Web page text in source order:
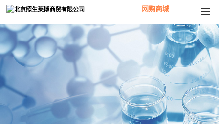
网购商城